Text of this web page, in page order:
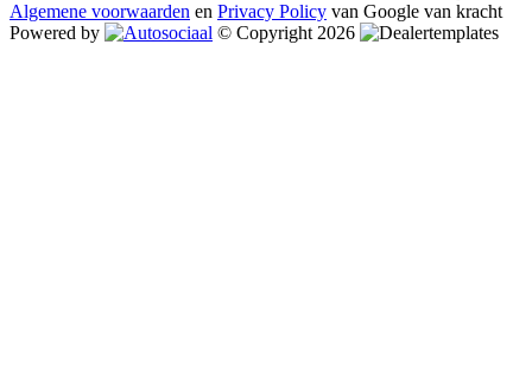
Algemene voorwaarden en Privacy Policy van Google van kracht
Powered by
© Copyright 2026